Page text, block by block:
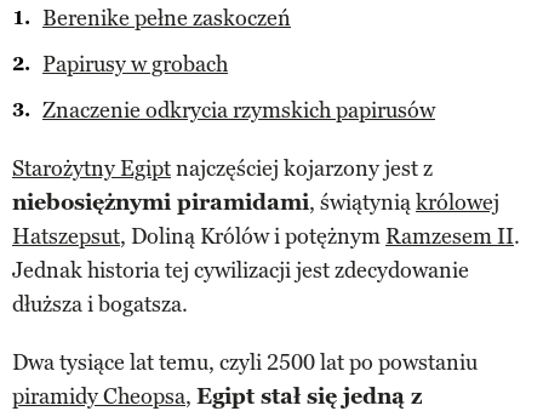
Berenike pełne zaskoczeń
Papirusy w grobach
Znaczenie odkrycia rzymskich papirusów
Starożytny Egiptnajczęściej kojarzony jest z
niebosiężnymi piramidami, świątyniąkrólowej
Hatszepsut, Doliną Królów i potężnym Ramzesem II.
Jednak historia tej cywilizacji jest zdecydowanie
dłuższa i bogatsza.
Dwa tysiące lat temu, czyli 2500 lat po powstaniu
piramidy Cheopsa, Egipt stał się jedną z